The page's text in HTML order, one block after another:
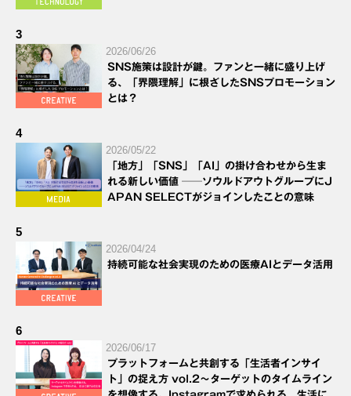
3
2026/06/26
SNS施策は設計が鍵。ファンと一緒に盛り上げ
る、「界隈理解」に根ざしたSNSプロモーション
とは？
4
2026/05/22
「地方」「SNS」「AI」の掛け合わせから生ま
れる新しい価値 ──ソウルドアウトグループにJ
APAN SELECTがジョインしたことの意味
5
2026/04/24
持続可能な社会実現のための医療AIとデータ活用
6
2026/06/17
プラットフォームと共創する「生活者インサイ
ト」の捉え方 vol.2～ターゲットのタイムライン